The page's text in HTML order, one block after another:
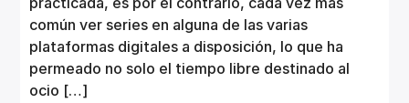
común ver series en alguna de las varias
plataformas digitales a disposición, lo que ha
permeado no solo el tiempo libre destinado al
ocio […]